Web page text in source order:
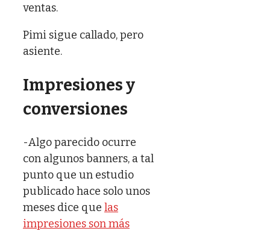
ventas.
Pimi sigue callado, pero
asiente.
Impresiones y
conversiones
-Algo parecido ocurre
con algunos banners, a tal
punto que un estudio
publicado hace solo unos
meses dice que las
impresiones son más